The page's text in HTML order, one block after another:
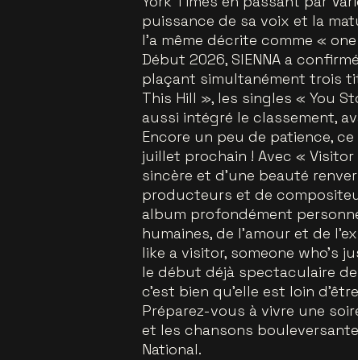
puissance de sa voix et la
l’a même décrite comme «
Début 2026, SIENNA a
plaçant simultanément trois
This Hill », les singles « You
aussi intégré le classement,
Encore un peu de patience,
juillet prochain ! Avec «
sincère et d’une beauté
producteurs et de
album profondément
humaines, de l’amour et de
like a visitor, someone who’s
le début déjà spectaculaire
c’est bien qu’elle est loin
Préparez-vous à vivre une
et les chansons
National.